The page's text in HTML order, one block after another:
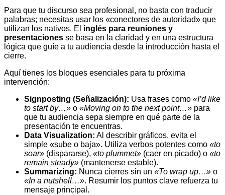
Para que tu discurso sea profesional, no basta con traducir
palabras; necesitas usar los «conectores de autoridad» que
utilizan los nativos. El inglés para reuniones y
presentaciones se basa en la claridad y en una estructura
lógica que guíe a tu audiencia desde la introducción hasta el
cierre.
Aquí tienes los bloques esenciales para tu próxima
intervención:
Signposting (Señalización): Usa frases como «I’d like
to start by…» o «Moving on to the next point…» para
que tu audiencia sepa siempre en qué parte de la
presentación te encuentras.
Data Visualization: Al describir gráficos, evita el
simple «sube o baja». Utiliza verbos potentes como «to
soar» (dispararse), «to plummet» (caer en picado) o «to
remain steady» (mantenerse estable).
Summarizing: Nunca cierres sin un «To wrap up…» o
«In a nutshell…». Resumir los puntos clave refuerza tu
mensaje principal.